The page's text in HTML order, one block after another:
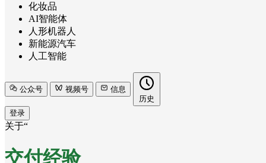
化妆品
AI智能体
人形机器人
新能源汽车
人工智能
公众号 视频号
信息
历史
登录
关于“
交付经验